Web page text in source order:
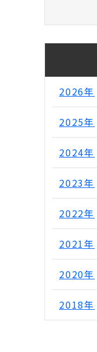
2026年
2025年
2024年
2023年
2022年
2021年
2020年
2018年